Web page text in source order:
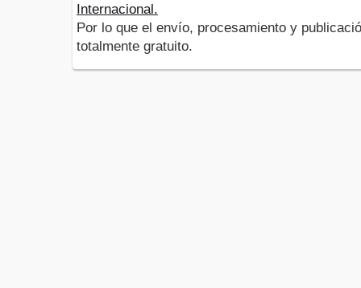
Internacional.
Por lo que el envío, procesamiento y
totalmente gratuito.